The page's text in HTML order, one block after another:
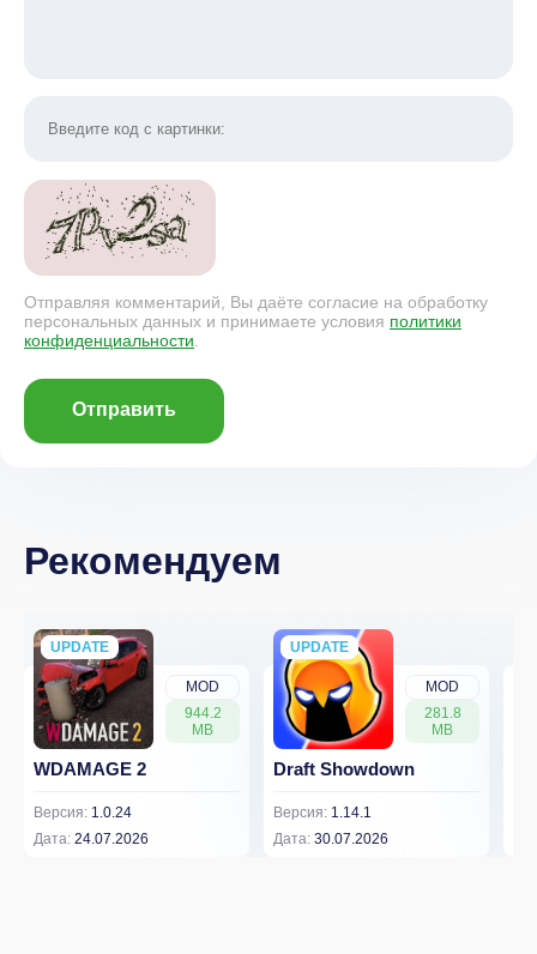
Отправляя комментарий, Вы даёте согласие на обработку
персональных данных и принимаете условия политики
конфиденциальности
Отправить
Рекомендуем
MOD
944.2
MB
UPDATE
NEW
WDAMAGE 2
Версия: 1.0.24
Дата: 24.07.2026
MOD
281.8
MB
UPDATE
NEW
Draft Showdown
Версия: 1.14.1
Дата: 30.07.2026